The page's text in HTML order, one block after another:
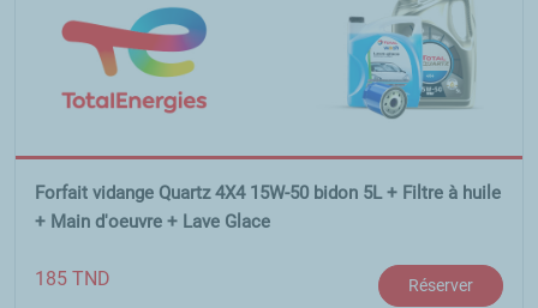
Forfait vidange Quartz 4X4 15W-50 bidon 5L + Filtre à huile
+ Main d'oeuvre + Lave Glace
185 TND Réserver